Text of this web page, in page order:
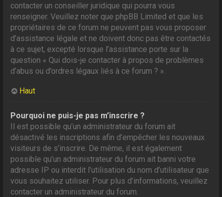
contacter un conseiller juridique qui pourra vous
renseigner. Veuillez noter que phpBB Limited et que les
propriétaires de ce forum ne peuvent pas vous proposer
d’assistance légale et ne doivent donc pas être contactés
à ce sujet, excepté lorsque l’assistance porte sur la
question « Qui dois-je contacter à propos de problèmes
d’abus ou d’ordres légaux liés à ce forum ? ».
Haut
Pourquoi ne puis-je pas m’inscrire ?
Il est possible qu’un administrateur du forum ait
désactivé les inscriptions afin d’empêcher les nouveaux
visiteurs de s’inscrire. De même, il est également
possible qu’un administrateur du forum ait banni votre
adresse IP ou interdit l’utilisation du nom d’utilisateur que
vous souhaitez utiliser. Pour plus d’informations, veuillez
contacter un administrateur du forum.